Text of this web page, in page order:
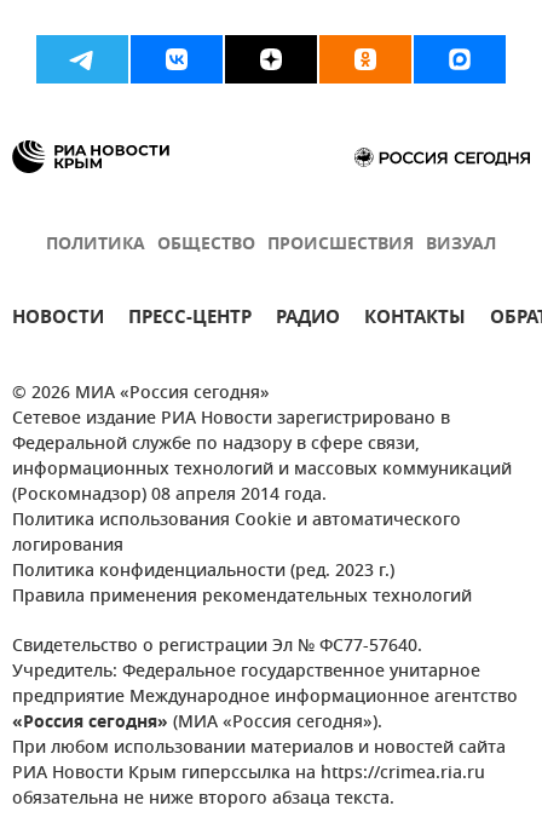
ПОЛИТИКА ОБЩЕСТВО ПРОИСШЕСТВИЯ ВИЗУАЛ
НОВОСТИ ПРЕСС-ЦЕНТР РАДИО КОНТАКТЫ
© 2026 МИА «Россия сегодня»
Сетевое издание РИА Новости зарегистрировано в
Федеральной службе по надзору в сфере связи,
информационных технологий и массовых коммуникаций
(Роскомнадзор) 08 апреля 2014 года.
Политика использования Cookie и автоматического
логирования
Политика конфиденциальности (ред. 2023 г.)
Правила применения рекомендательных технологий
Свидетельство о регистрации Эл № ФС77-57640.
Учредитель: Федеральное государственное унитарное
предприятие Международное информационное агентство
«Россия сегодня» (МИА «Россия сегодня»).
При любом использовании материалов и новостей сайта
РИА Новости Крым гиперссылка на https://crimea.ria.ru
обязательна не ниже второго абзаца текста.